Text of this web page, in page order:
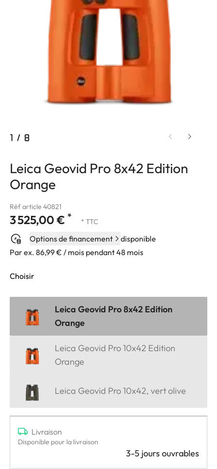
1 / 8
Leica Geovid Pro 8x42 Edition
Orange
Réf article 40821
3 525,00 € * * TTC
Options de financement
disponible
Par ex. 86,99 € / mois pendant 48 mois
Choisir
Leica Geovid Pro 8x42 Edition
Orange
Leica Geovid Pro 10x42 Edition
Orange
Leica Geovid Pro 10x42, vert olive
Livraison
Disponible pour la livraison
3-5 jours ouvrables